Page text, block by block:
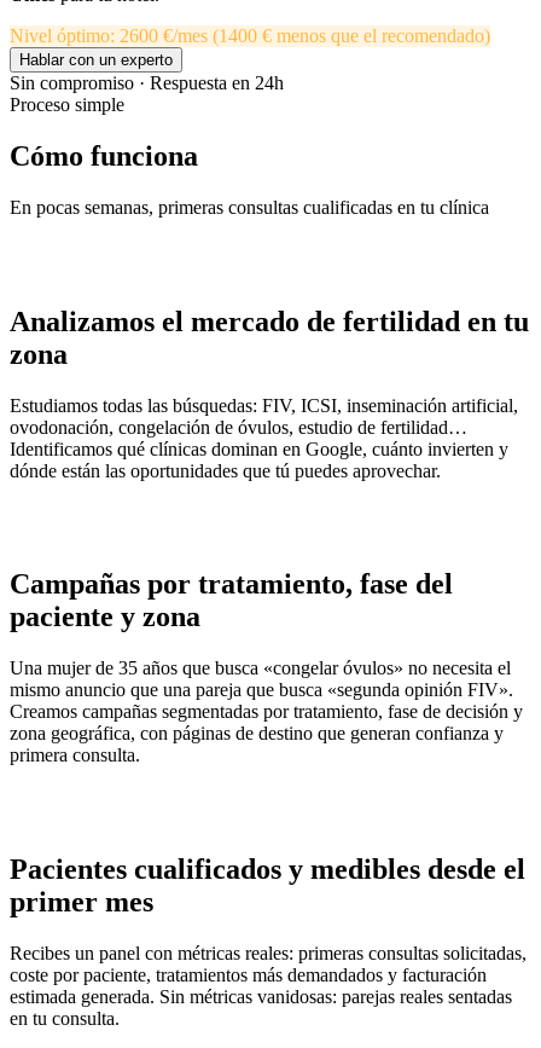
Nivel óptimo: 2600 €/mes (1400 € menos que el recomendado)
Hablar con un experto
Sin compromiso · Respuesta en 24h
Proceso simple
Cómo funciona
En pocas semanas, primeras consultas cualificadas en tu clínica
Analizamos el mercado de fertilidad en tu
zona
Estudiamos todas las búsquedas: FIV, ICSI, inseminación artificial,
ovodonación, congelación de óvulos, estudio de fertilidad…
Identificamos qué clínicas dominan en Google, cuánto invierten y
dónde están las oportunidades que tú puedes aprovechar.
Campañas por tratamiento, fase del
paciente y zona
Una mujer de 35 años que busca «congelar óvulos» no necesita el
mismo anuncio que una pareja que busca «segunda opinión FIV».
Creamos campañas segmentadas por tratamiento, fase de decisión y
zona geográfica, con páginas de destino que generan confianza y
primera consulta.
Pacientes cualificados y medibles desde el
primer mes
Recibes un panel con métricas reales: primeras consultas solicitadas,
coste por paciente, tratamientos más demandados y facturación
estimada generada. Sin métricas vanidosas: parejas reales sentadas
en tu consulta.